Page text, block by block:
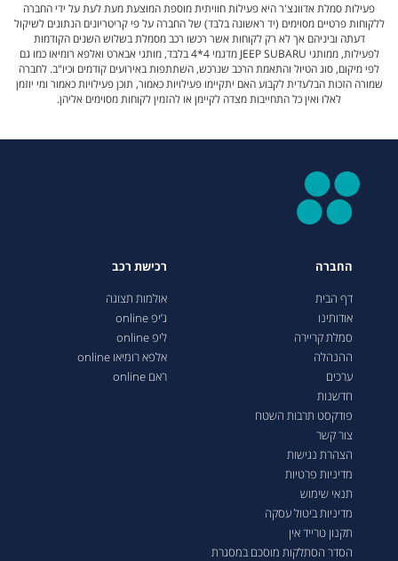
פעילות סמלת אדוונצ'ר היא פעילות חוויתית מוספת המוצעת מעת לעת על ידי החברה
ללקוחות פרטיים מסוימים (יד ראשונה בלבד) של החברה על פי קריטריונים הנתונים לשיקול
דעתה וביניהם אך לא רק לקוחות אשר רכשו רכב מסמלת בשלוש השנים הקודמות
לפעילות, ממותגי JEEP SUBARU מדגמי 4*4 בלבד, מותגי אבארט ואלפא רומיאו כמו גם
לפי מיקום, סוג הטיול והתאמת הרכב שנרכש, השתתפות באירועים קודמים וכיו"ב. לחברה
שמורה הזכות הבלעדית לקבוע האם יתקיימו פעילויות כאמור, תוכן פעילויות כאמור ומי יוזמן
לאלו ואין כל התחייבות מצדה לקיימן או להזמין לקוחות מסוימים אליהן.
החברה
דף הבית
אודותינו
סמלת קריירה
ההנהלה
ערכים
חדשנות
פודקסט תרבות השטח
צור קשר
הצהרת נגישות
מדיניות פרטיות
תנאי שימוש
מדיניות ביטול עסקה
תקנון טרייד אין
הסדר הסתלקות מוסכם במסגרת
רכישת רכב
אולמות תצוגה
ג’יפ online
ליפ online
אלפא רומיאו online
ראם online